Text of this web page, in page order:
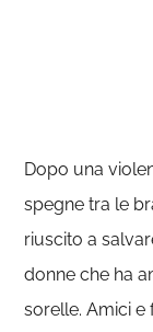
Dopo una
spegne tra le
riuscito a
donne che ha
sorelle. Amici e